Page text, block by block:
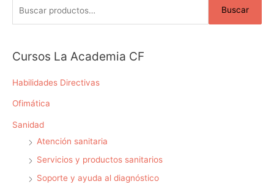
c
r
:
Buscar
Cursos La Academia CF
Habilidades Directivas
Ofimática
Sanidad
Atención sanitaria
Servicios y productos sanitarios
Soporte y ayuda al diagnóstico